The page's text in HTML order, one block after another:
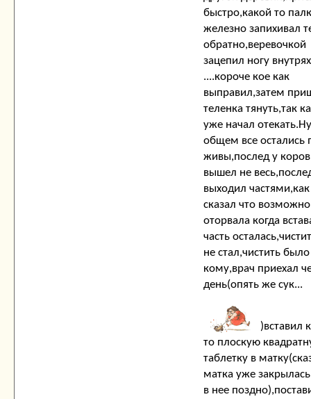
быстро,какой то
железно запихивал
обратно,веревочкой
зацепил ногу
....короче кое как
выправил,затем
теленка тянуть,так
уже начал
общем все остались
живы,послед у
вышел не
выходил
сказал что возможно
оторвала когда
часть
не стал,чистить
кому,врач приехал
день(опять же сук...
)вставил
то плоскую
таблетку в
матка уже
в нее